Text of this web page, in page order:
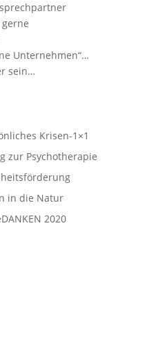
Unternehmen“…
sein…
Krisen-1×1
zur Psychotherapie
in die Natur
2020